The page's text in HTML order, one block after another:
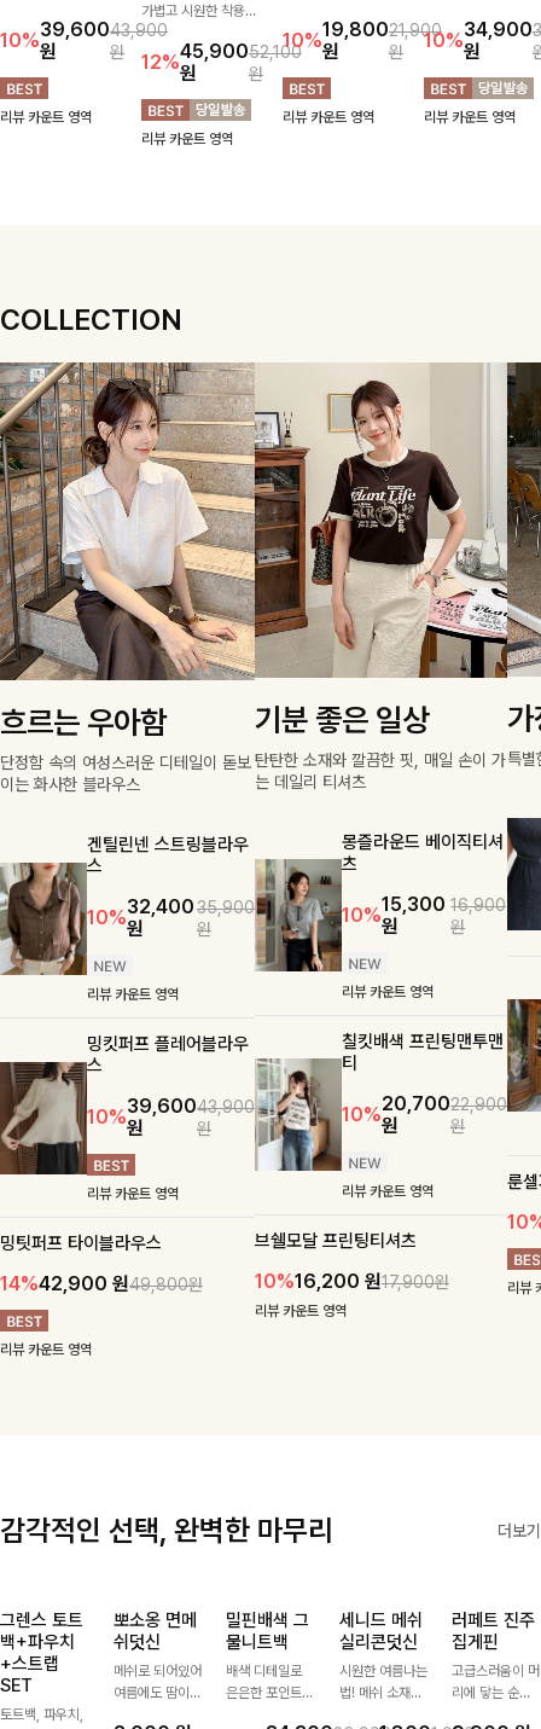
실루엣이 여성스러운
무드를 완성해주는 블
라우스 🤍 체형을 자
연스럽게 커버해주며
걸을 때마다 살랑이는
10%39,600
원
43,900
원
리뷰 카운트 영역
가볍고 시원한 착용감
으로 여름 내내 부담
없이 즐기기 좋은 라
운드 니트 🤍 베이직
한 디자인으로 다양한
하의와 손쉽게 매치되
어 데일리하게 활용하
12%45,900
원
52,100
원
리뷰 카운트 영역
맞게 선택할 수 있는
활용도 높은 가디건
🤍 부드러운 착용감
과 베이직한 디자인으
로 단독은 물론 가볍
10%19,800
원
21,900
원
리뷰 카운트 영역
블라우스🖤 브이넥
카라 디자인에 여유로
운 소매핏 더해져 여
리하면서도 시원한 무
드로 즐기기 좋아요-
10%34,900
원
리뷰 카운트 영역
COLLECTION
흐르는 우아함
단정함 속의 여성스러운 디테일이 돋보
이는 화사한 블라우스
겐틸린넨 스트링블라우
스
10%32,400
원
35,900
원
리뷰 카운트 영역
밍킷퍼프 플레어블라우
스
10%39,600
원
43,900
원
리뷰 카운트 영역
밍팃퍼프 타이블라우스
14%42,900 원49,800원
리뷰 카운트 영역
기분 좋은 일상
탄탄한 소재와 깔끔한 핏, 매일 손이 가
는 데일리 티셔츠
몽즐라운드 베이직티셔
츠
10%15,300
원
16,900
원
리뷰 카운트 영역
칠킷배색 프린팅맨투맨
티
10%20,700
원
22,900
원
리뷰 카운트 영역
브쉘모달 프린팅티셔츠
10%16,200 원17,900원
리뷰 카운트 영역
가
특
룬
리뷰
감각적인 선택, 완벽한 마무리 더보기
그렌스 토트
백+파우치
+스트랩
SET
토트백, 파우치,
뽀소옹 면메
쉬덧신
메쉬로 되어있어
여름에도 땀이
밀핀배색 그
물니트백
배색 디테일로
은은한 포인트를
세니드 메쉬
실리콘덧신
시원한 여름나는
법! 메쉬 소재배
러페트 진주
집게핀
고급스러움이 머
리에 닿는 순간,